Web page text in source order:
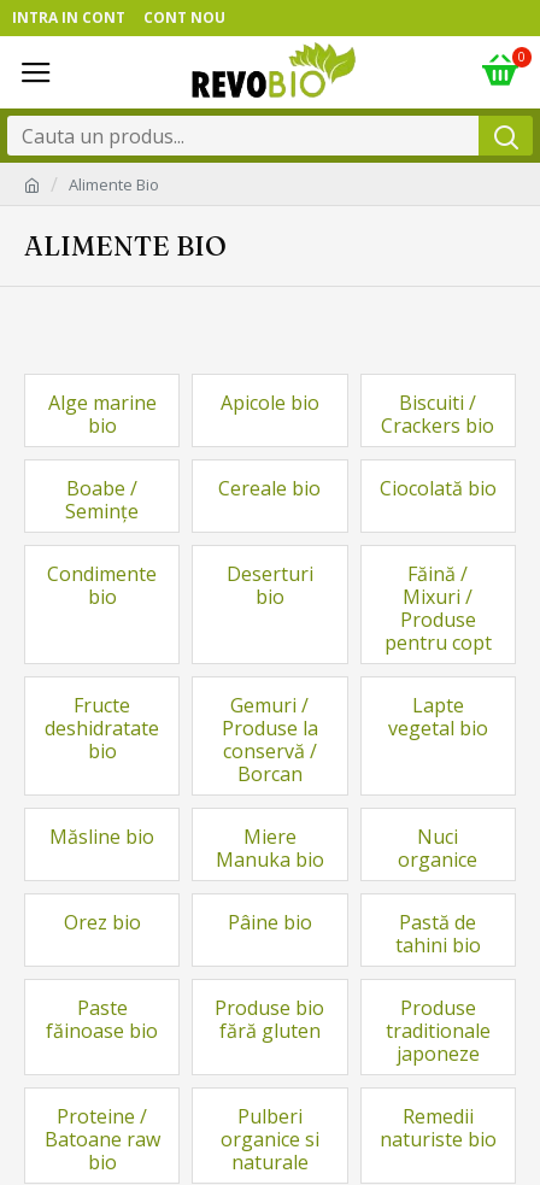
INTRA IN CONT CONT NOU
0
Alimente Bio
ALIMENTE BIO
Alge marine
bio
Apicole bio
Biscuiti /
Crackers bio
Boabe /
Semințe
Cereale bio Ciocolată bio
Condimente
bio
Deserturi
bio
Făină /
Mixuri /
Produse
pentru copt
Fructe
deshidratate
bio
Gemuri /
Produse la
conservă /
Borcan
Lapte
vegetal bio
Măsline bio
Miere
Manuka bio
Nuci
organice
Orez bio Pâine bio
Pastă de
tahini bio
Paste
făinoase bio
Produse bio
fără gluten
Produse
traditionale
japoneze
Proteine /
Batoane raw
bio
Pulberi
organice si
naturale
Remedii
naturiste bio